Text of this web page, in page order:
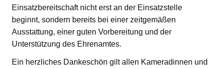
Einsatzbereitschaft nicht erst an der Einsatzstelle
beginnt, sondern bereits bei einer zeitgemäßen
Ausstattung, einer guten Vorbereitung und der
Unterstützung des Ehrenamtes.
Ein herzliches Dankeschön gilt allen Kameradinnen und